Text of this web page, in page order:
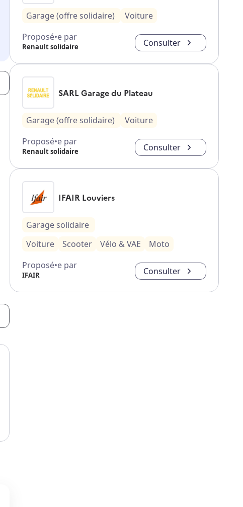
Garage (offre solidaire)
Voiture
Proposé•e par
Renault solidaire Consulter
SARL Garage du Plateau
Garage (offre solidaire)
Voiture
Proposé•e par
Renault solidaire Consulter
IFAIR Louviers
Garage solidaire
Voiture
Scooter Vélo & VAE
Moto
Proposé•e par
IFAIR Consulter